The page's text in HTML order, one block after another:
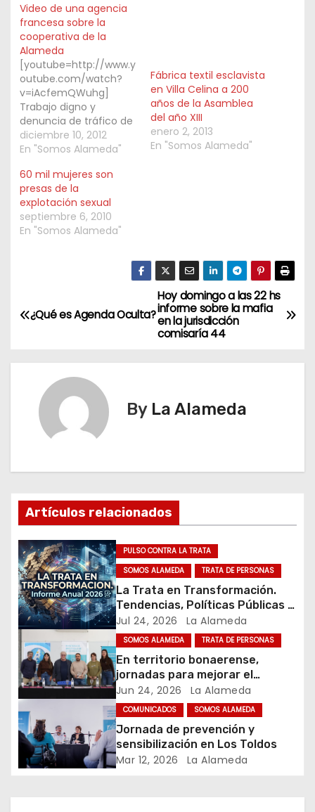
Video de una agencia
francesa sobre la
cooperativa de la
Alameda
[youtube=http://www.y
outube.com/watch?
v=iAcfemQWuhg]
Trabajo digno y
denuncia de tráfico de
personas. Esos son los
principales objetivos de
Alameda, que funciona
como taller textil en
Buenos Aires, dando
empleo a ex víctimas
de tráfico humano que
diciembre 10, 2012
En "Somos Alameda"
Fábrica textil esclavista
en Villa Celina a 200
años de la Asamblea
del año XIII
enero 2, 2013
En "Somos Alameda"
60 mil mujeres son
presas de la
explotación sexual
septiembre 6, 2010
En "Somos Alameda"
N
v
ó
n
d
e
e
n
t
r
a
Hoy domingo a las 22 hs
informe sobre la mafia
en la jurisdicción
comisaría 44
¿Qué es Agenda Oculta?
By La Alameda
Artículos relacionados
PULSO CONTRA LA TRATA
SOMOS ALAMEDA
TRATA DE PERSONAS
La Trata en Transformación.
Tendencias, Políticas Públicas y
Nuevos Desafíos. Argentina y el
Mundo – Julio 2026
Jul 24, 2026 La Alameda
SOMOS ALAMEDA TRATA DE PERSONAS
En territorio bonaerense,
jornadas para mejorar el
cuidado en comunidad
Jun 24, 2026 La Alameda
COMUNICADOS SOMOS ALAMEDA
Jornada de prevención y
sensibilización en Los Toldos
Mar 12, 2026 La Alameda